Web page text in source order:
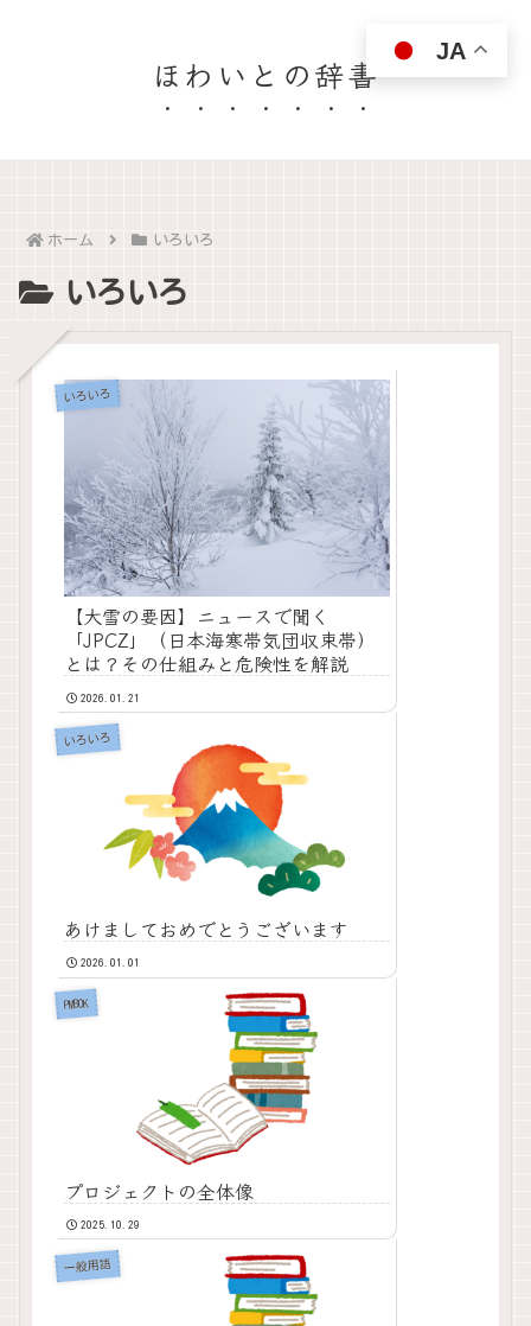
ほわいとの辞書
ホーム いろいろ
いろいろ
いろいろ
【大雪の要因】ニュースで聞く
「JPCZ」（日本海寒帯気団収束帯）
とは？その仕組みと危険性を解説
2026.01.21
いろいろ
あけましておめでとうございます
2026.01.01
PMBOK
プロジェクトの全体像
2025.10.29
一般用語
JA